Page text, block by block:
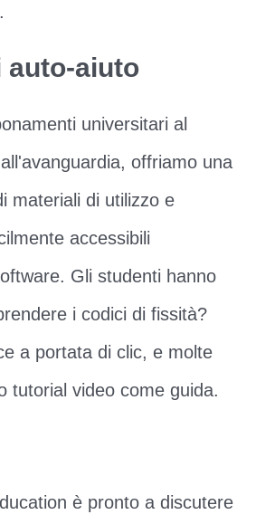
auto-aiuto
universitari al
offriamo una
materiali di utilizzo e
accessibili
Gli studenti hanno
i codici di fissità?
a portata di clic, e molte
tutorial video come guida.
è pronto a discutere